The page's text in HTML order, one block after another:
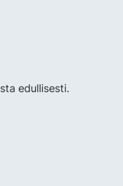
edullisesti.